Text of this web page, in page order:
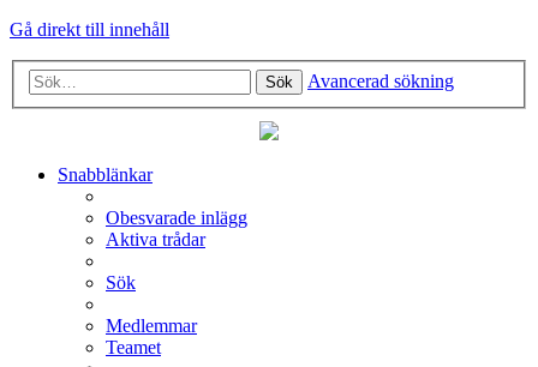
Gå direkt till innehåll
Sök Avancerad sökning
Snabblänkar
Obesvarade inlägg
Aktiva trådar
Sök
Medlemmar
Teamet